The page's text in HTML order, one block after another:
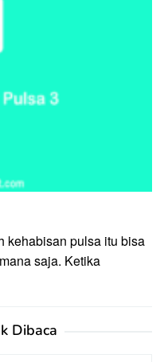
kehabisan pulsa itu bisa
saja. Ketika
Dibaca